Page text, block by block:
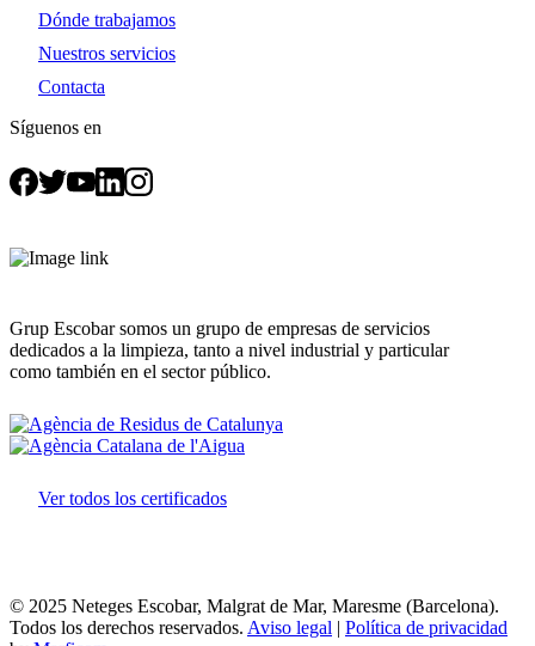
Dónde trabajamos
Nuestros servicios
Contacta
Síguenos en
Grup Escobar somos un grupo de empresas de servicios
dedicados a la limpieza, tanto a nivel industrial y particular
como también en el sector público.
Ver todos los certificados
© 2025 Neteges Escobar, Malgrat de Mar, Maresme (Barcelona).
Todos los derechos reservados. Aviso legal | Política de privacidad